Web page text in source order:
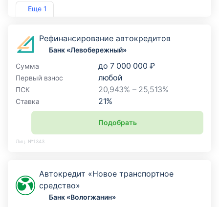
Еще 1
Лиц. №1745
Рефинансирование автокредитов
Банк «Левобережный»
Сумма
до 7 000 000 ₽
Первый взнос любой
ПСК 20,943% – 25,513%
Ставка 21%
Подобрать
Лиц. №1343
Автокредит «Новое транспортное
средство»
Банк «Вологжанин»